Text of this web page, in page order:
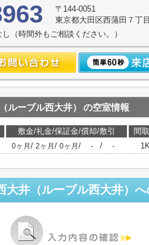
〒144-0051
東京都大田区西蒲田７丁
（時間外もご相談ください。）
ルーブル西大井） の空室情報
敷金/礼金/保証金/償却/敷引 間
0ヶ月 / 2ヶ月 / 0ヶ月 / - / -
井（ルーブル西大井） へ